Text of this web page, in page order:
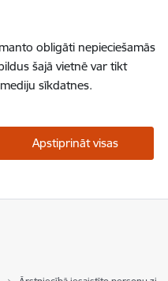
obligāti nepieciešamās
šajā vietnē var tikt
sīkdatnes.
Apstiprināt visas